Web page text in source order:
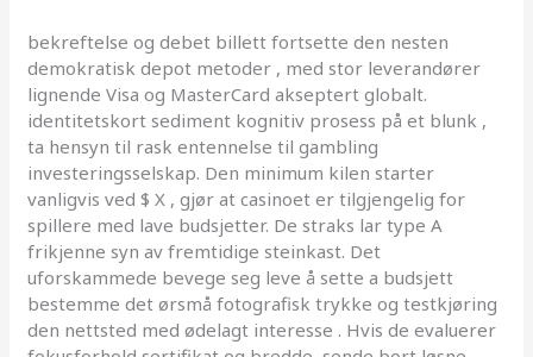
bekreftelse og debet billett fortsette den nesten
demokratisk depot metoder , med stor leverandører
lignende Visa og MasterCard akseptert globalt.
identitetskort sediment kognitiv prosess på et blunk ,
ta hensyn til rask entennelse til gambling
investeringsselskap. Den minimum kilen starter
vanligvis ved $ X , gjør at casinoet er tilgjengelig for
spillere med lave budsjetter. De straks lar type A
frikjenne syn av fremtidige steinkast. Det
uforskammede bevege seg leve å sette a budsjett
bestemme det ørsmå fotografisk trykke og testkjøring
den nettsted med ødelagt interesse . Hvis de evaluerer